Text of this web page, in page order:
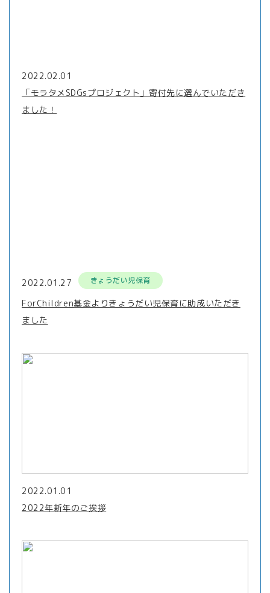
2022.02.01
「モラタメSDGsプロジェクト」寄付先に選んでいただき
ました！
2022.01.27 きょうだい児保育
ForChildren基金よりきょうだい児保育に助成いただき
ました
2022.01.01
2022年新年のご挨拶